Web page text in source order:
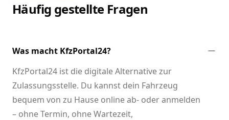
Häufig gestellte Fragen
Was macht KfzPortal24?
KfzPortal24 ist die digitale Alternative zur
Zulassungsstelle. Du kannst dein Fahrzeug
bequem von zu Hause online ab- oder anmelden
– ohne Termin, ohne Wartezeit,